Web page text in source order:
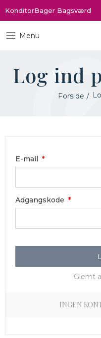
KonditorBager Bagsværd
Menu
Log ind
Forside
E-mail
Adgangskode
Glemt
INGEN